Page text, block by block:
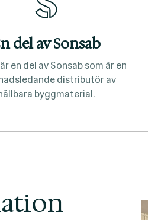
del av Sonsab
en del av Sonsab som är en
distributör av
byggmaterial.